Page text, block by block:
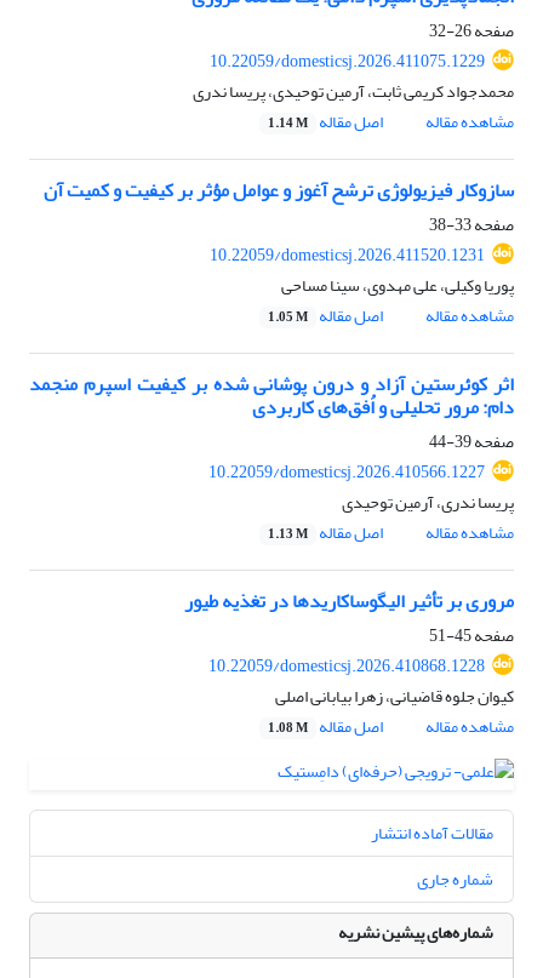
صفحه26-32
10.22059/domesticsj.2026.411075.1229
محمدجواد کریمی ثابت، آرمین توحیدی، پریسا ندری
مشاهده مقاله
اصل مقاله 1.14 M
سازوکار فیزیولوژی ترشح آغوز و عوامل مؤثر بر کیفیت و کمیت آن
صفحه33-38
10.22059/domesticsj.2026.411520.1231
پوریا وکیلی، علی مهدوی، سینا مساحی
مشاهده مقاله
اصل مقاله 1.05 M
اثر کوئرستین آزاد و درون پوشانی شده بر کیفیت اسپرم منجمد
دام: مرور تحلیلی و اُفق‌های کاربردی
صفحه39-44
10.22059/domesticsj.2026.410566.1227
پریسا ندری، آرمین توحیدی
مشاهده مقاله
اصل مقاله 1.13 M
مروری بر تأثیر الیگوساکاریدها در تغذیه طیور
صفحه45-51
10.22059/domesticsj.2026.410868.1228
کیوان جلوه قاضیانی، زهرا بیابانی اصلی
مشاهده مقاله
اصل مقاله 1.08 M
مقالات آماده انتشار
شماره جاری
شماره‌های پیشین نشریه